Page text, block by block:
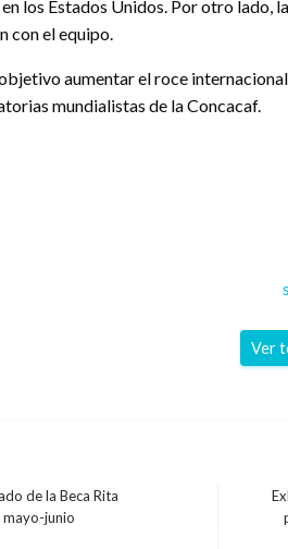
los Estados Unidos. Por otro lado,
con el equipo.
aumentar el roce
mundialistas de la Concacaf.
Ver
de la Beca Rita
junio
Entrada